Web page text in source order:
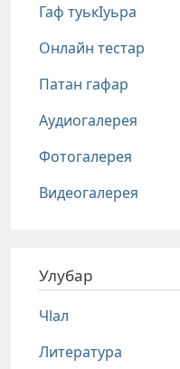
Гаф туькIуьра
Онлайн тестар
Патан гафар
Аудиогалерея
Фотогалерея
Видеогалерея
Улубар
Чlал
Литература